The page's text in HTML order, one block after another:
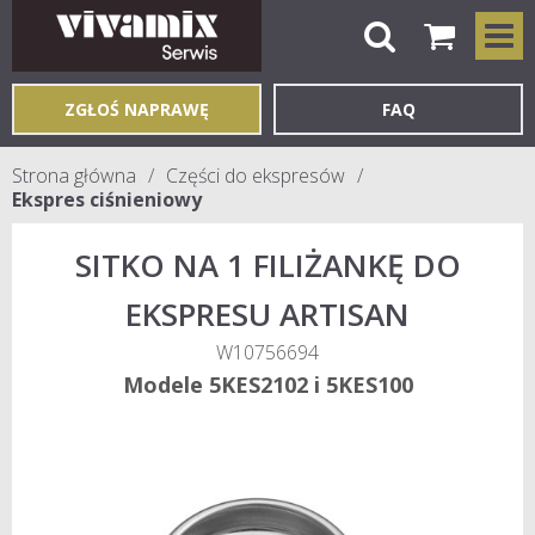
ZGŁOŚ NAPRAWĘ FAQ
Strona główna
Części do ekspresów
Ekspres ciśnieniowy
SITKO NA 1 FILIŻANKĘ DO
EKSPRESU ARTISAN
W10756694
Modele 5KES2102 i 5KES100